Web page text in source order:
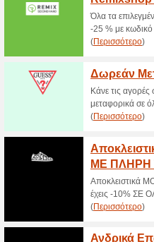
Δωρεάν
48%
Δωρεάν